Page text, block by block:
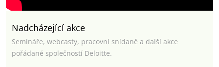
Nadcházející akce
Semináře, webcasty, pracovní snídaně a další akce
pořádané společností Deloitte.